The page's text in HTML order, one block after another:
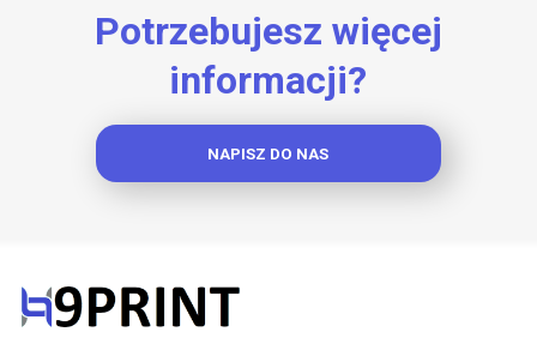
Potrzebujesz więcej
informacji?
NAPISZ DO NAS